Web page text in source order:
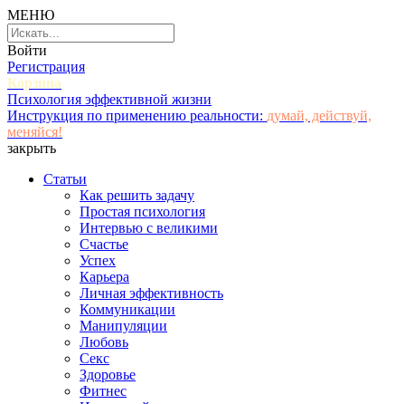
МЕНЮ
Войти
Регистрация
Корзина
Психология эффективной жизни
Инструкция по применению реальности: думай, действуй,
меняйся!
закрыть
Статьи
Как решить задачу
Простая психология
Интервью с великими
Счастье
Успех
Карьера
Личная эффективность
Коммуникации
Манипуляции
Любовь
Секс
Здоровье
Фитнес